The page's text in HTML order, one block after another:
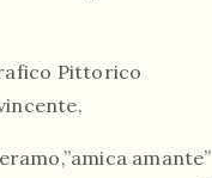
Pittorico
amante”